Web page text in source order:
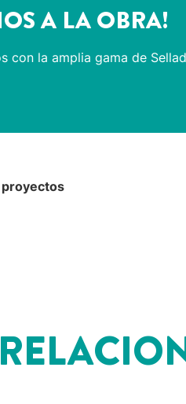
A LA OBRA!
con la amplia gama de